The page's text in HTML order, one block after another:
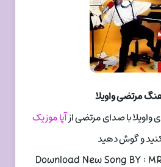
مرتضی واویلا
واویلا با صدای مرتضی ازآپا موزیک
کنید و گوش دهید
Download New Song BY :